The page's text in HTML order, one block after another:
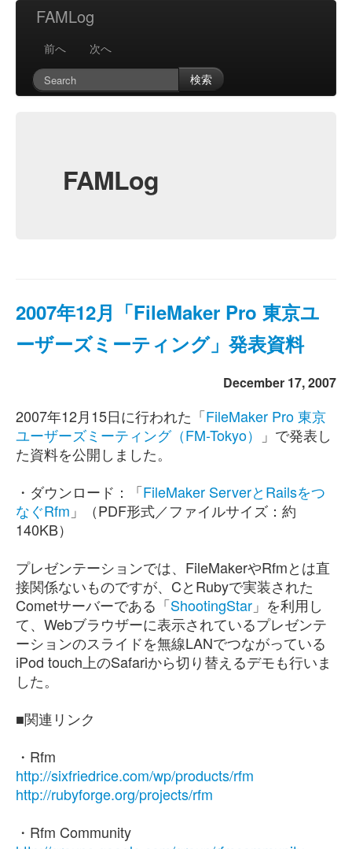
FAMLog
前へ
次へ
検索
FAMLog
2007年12月「FileMaker Pro 東京ユ
ーザーズミーティング」発表資料
December 17, 2007
2007年12月15日に行われた「FileMaker Pro 東京
ユーザーズミーティング（FM-Tokyo）
」で発表し
た資料を公開しました。
・ダウンロード：「FileMaker ServerとRailsをつ
なぐRfm 」（PDF形式／ファイルサイズ：約
140KB）
プレゼンテーションでは、FileMakerやRfmとは直
接関係ないものですが、CとRubyで実装された
Cometサーバーである「ShootingStar 」を利用し
て、Webブラウザーに表示されているプレゼンテ
ーションのスライドを無線LANでつながっている
iPod touch上のSafariから切り替えるデモも行いま
した。
■関連リンク
・Rfm
http://sixfriedrice.com/wp/products/rfm
http://rubyforge.org/projects/rfm
・Rfm Community